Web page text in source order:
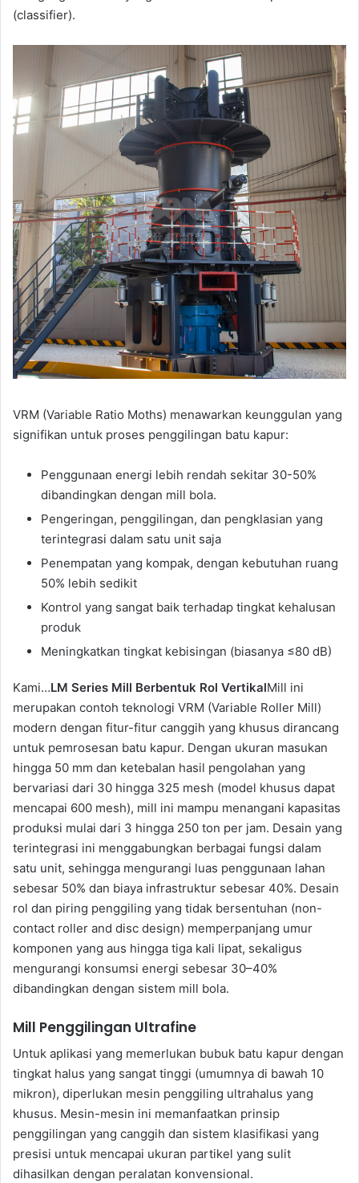
(classifier).
VRM (Variable Ratio Moths) menawarkan keunggulan yang
signifikan untuk proses penggilingan batu kapur:
Penggunaan energi lebih rendah sekitar 30-50%
dibandingkan dengan mill bola.
Pengeringan, penggilingan, dan pengklasian yang
terintegrasi dalam satu unit saja
Penempatan yang kompak, dengan kebutuhan ruang
50% lebih sedikit
Kontrol yang sangat baik terhadap tingkat kehalusan
produk
Meningkatkan tingkat kebisingan (biasanya ≤80 dB)
Kami…LM Series Mill Berbentuk Rol VertikalMill ini
merupakan contoh teknologi VRM (Variable Roller Mill)
modern dengan fitur-fitur canggih yang khusus dirancang
untuk pemrosesan batu kapur. Dengan ukuran masukan
hingga 50 mm dan ketebalan hasil pengolahan yang
bervariasi dari 30 hingga 325 mesh (model khusus dapat
mencapai 600 mesh), mill ini mampu menangani kapasitas
produksi mulai dari 3 hingga 250 ton per jam. Desain yang
terintegrasi ini menggabungkan berbagai fungsi dalam
satu unit, sehingga mengurangi luas penggunaan lahan
sebesar 50% dan biaya infrastruktur sebesar 40%. Desain
rol dan piring penggiling yang tidak bersentuhan (non-
contact roller and disc design) memperpanjang umur
komponen yang aus hingga tiga kali lipat, sekaligus
mengurangi konsumsi energi sebesar 30–40%
dibandingkan dengan sistem mill bola.
Mill Penggilingan Ultrafine
Untuk aplikasi yang memerlukan bubuk batu kapur dengan
tingkat halus yang sangat tinggi (umumnya di bawah 10
mikron), diperlukan mesin penggiling ultrahalus yang
khusus. Mesin-mesin ini memanfaatkan prinsip
penggilingan yang canggih dan sistem klasifikasi yang
presisi untuk mencapai ukuran partikel yang sulit
dihasilkan dengan peralatan konvensional.